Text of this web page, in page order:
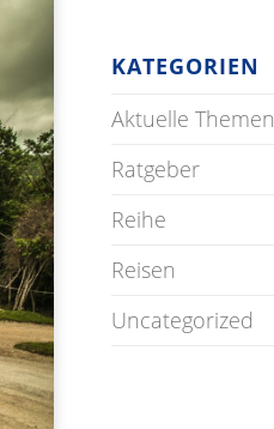
KATEGORIEN
Aktuelle Themen
Ratgeber
Reihe
Reisen
Uncategorized